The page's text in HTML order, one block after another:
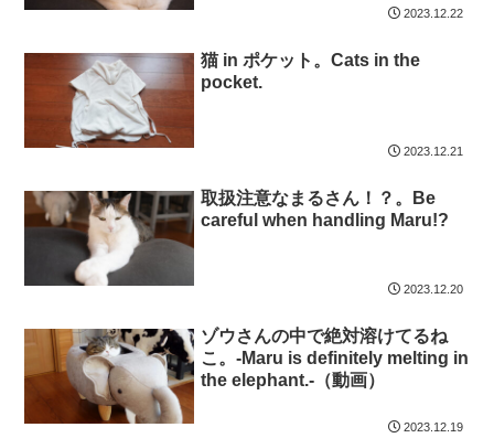
2023.12.22
猫 in ポケット。Cats in the
pocket.
2023.12.21
取扱注意なまるさん！？。Be
careful when handling Maru!?
2023.12.20
ゾウさんの中で絶対溶けてるね
こ。-Maru is definitely melting in
the elephant.-（動画）
2023.12.19